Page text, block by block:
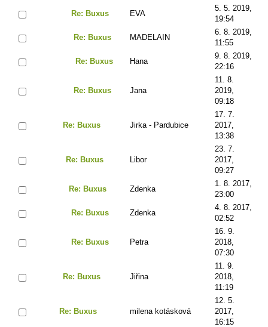
Re: Buxus EVA
5. 5. 2019,
19:54
Re: Buxus MADELAIN
6. 8. 2019,
11:55
Re: Buxus Hana
9. 8. 2019,
22:16
Re: Buxus Jana
11. 8.
2019,
09:18
Re: Buxus Jirka - Pardubice
17. 7.
2017,
13:38
Re: Buxus Libor
23. 7.
2017,
09:27
Re: Buxus Zdenka
1. 8. 2017,
23:00
Re: Buxus Zdenka
4. 8. 2017,
02:52
Re: Buxus Petra
16. 9.
2018,
07:30
Re: Buxus Jiřina
11. 9.
2018,
11:19
Re: Buxus milena kotásková
12. 5.
2017,
16:15